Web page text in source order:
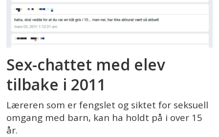
Sex-chattet med elev
tilbake i 2011
Læreren som er fengslet og siktet for seksuell
omgang med barn, kan ha holdt på i over 15
år.